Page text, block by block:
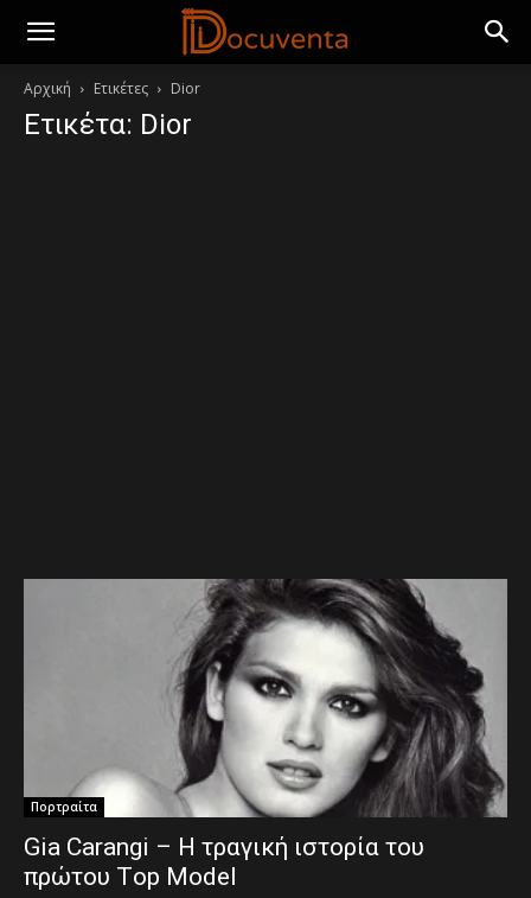
Αρχική Ετικέτες Dior
Ετικέτα: Dior
Πορτραίτα
Gia Carangi – Η τραγική ιστορία του
πρώτου Τop Μodel